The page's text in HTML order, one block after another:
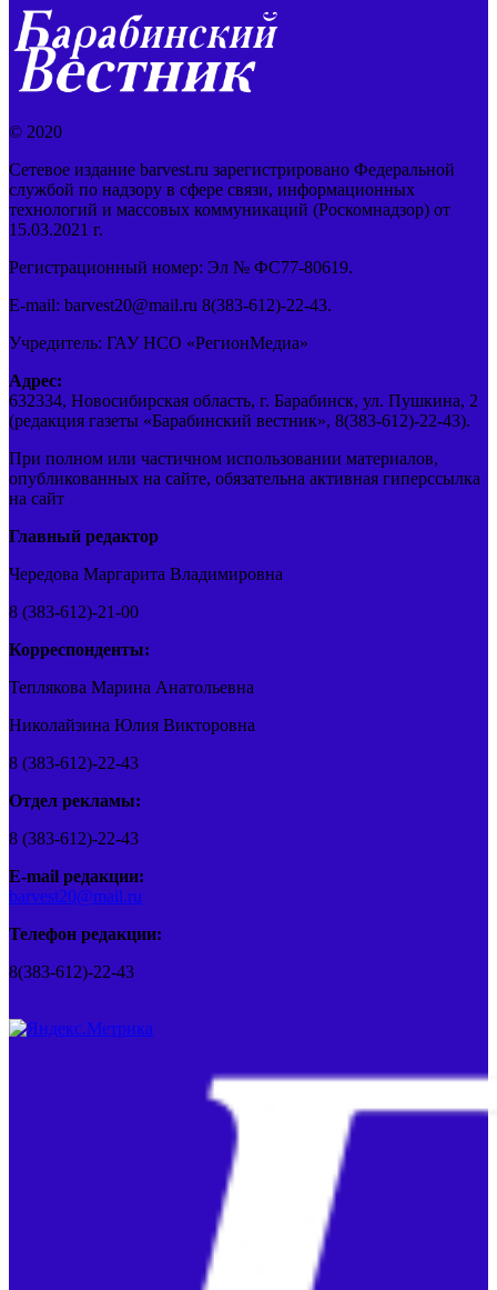
© 2020
Сетевое издание barvest.ru зарегистрировано Федеральной
службой по надзору в сфере связи, информационных
технологий и массовых коммуникаций (Роскомнадзор) от
15.03.2021 г.
Регистрационный номер: Эл № ФС77-80619.
E-mail: barvest20@mail.ru 8(383-612)-22-43.
Учредитель: ГАУ НСО «РегионМедиа»
Адрес:
632334, Новосибирская область, г. Барабинск, ул. Пушкина, 2
(редакция газеты «Барабинский вестник», 8(383-612)-22-43).
При полном или частичном использовании материалов,
опубликованных на сайте, обязательна активная гиперссылка
на сайт
Главный редактор
Чередова Маргарита Владимировна
8 (383-612)-21-00
Корреспонденты:
Теплякова Марина Анатольевна
Николайзина Юлия Викторовна
8 (383-612)-22-43
Отдел рекламы:
8 (383-612)-22-43
E-mail редакции:
barvest20@mail.ru
Телефон редакции:
8(383-612)-22-43